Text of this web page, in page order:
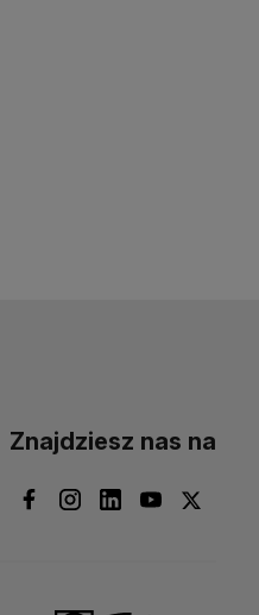
Znajdziesz nas na